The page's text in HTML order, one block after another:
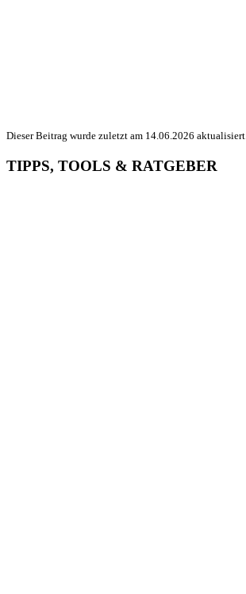
Dieser Beitrag wurde zuletzt am 14.06.2026 aktualisiert.
TIPPS, TOOLS & RATGEBER